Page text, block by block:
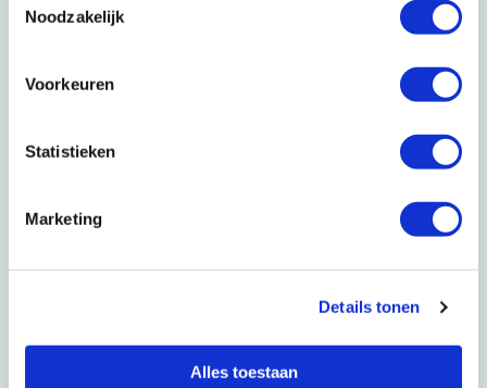
Noodzakelijk
Voorkeuren
Statistieken
Marketing
Details tonen
Alles toestaan
prijs inbegrepen
Aanvaarding en identificatie
executeurs zijn er?
Laden...
erfgenaam of executeur?
Ja
Nee
Laden...